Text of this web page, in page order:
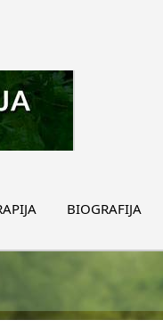
BIOGRAFIJA